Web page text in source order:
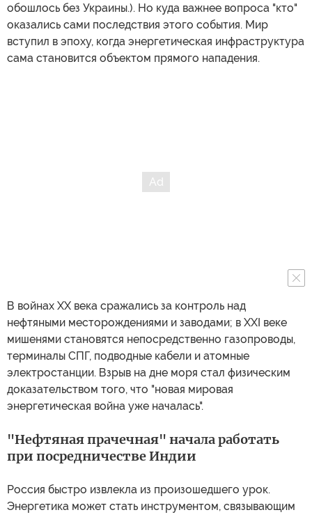
обошлось без Украины.). Но куда важнее вопроса "кто"
оказались сами последствия этого события. Мир
вступил в эпоху, когда энергетическая инфраструктура
сама становится объектом прямого нападения.
В войнах XX века сражались за контроль над
нефтяными месторождениями и заводами; в XXI веке
мишенями становятся непосредственно газопроводы,
терминалы СПГ, подводные кабели и атомные
электростанции. Взрыв на дне моря стал физическим
доказательством того, что "новая мировая
энергетическая война уже началась".
"Нефтяная прачечная" начала работать
при посредничестве Индии
Россия быстро извлекла из произошедшего урок.
Энергетика может стать инструментом, связывающим